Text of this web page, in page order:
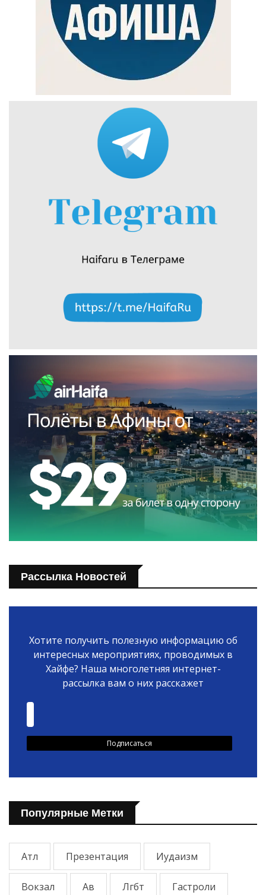
Рассылка Новостей
Хотите получить полезную информацию об
интересных мероприятиях, проводимых в
Хайфе? Наша многолетняя интернет-
рассылка вам о них расскажет
Популярные Метки
Атл Презентация Иудаизм
Вокзал Ав Лгбт Гастроли